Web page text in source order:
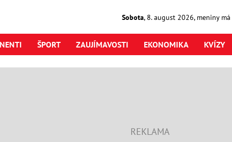
Sobota, 8. august2026, meniny má
ŠPORT ZAUJÍMAVOSTI EKONOMIKA KVÍZY